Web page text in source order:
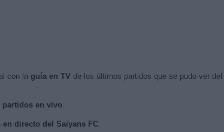
con la guía en TV de los últimos partidos que se pudo ver del
partidos en vivo.
directo del Saiyans FC.